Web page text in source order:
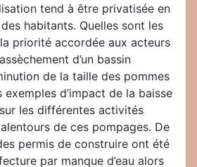
tend à être privatisée en
habitants. Quelles sont les
priorité accordée aux acteurs
d’un bassin
de la taille des pommes
d’impact de la baisse
les différentes activités
de ces pompages. De
permis de construire ont été
par manque d’eau alors